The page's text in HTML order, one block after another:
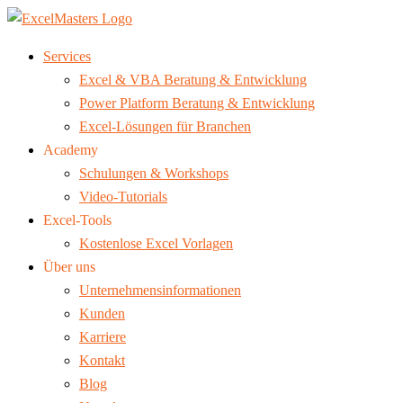
Services
Excel & VBA Beratung & Entwicklung
Power Platform Beratung & Entwicklung
Excel-Lösungen für Branchen
Academy
Schulungen & Workshops
Video-Tutorials
Excel-Tools
Kostenlose Excel Vorlagen
Über uns
Unternehmensinformationen
Kunden
Karriere
Kontakt
Blog